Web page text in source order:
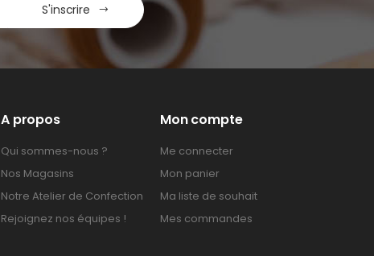
S'inscrire
A propos
Qui sommes-nous ?
Nos Magasins
Notre Atelier de Confection
Rejoignez nos équipes !
Mon compte
Me connecter
Mon panier
Ma liste de souhait
Mes commandes